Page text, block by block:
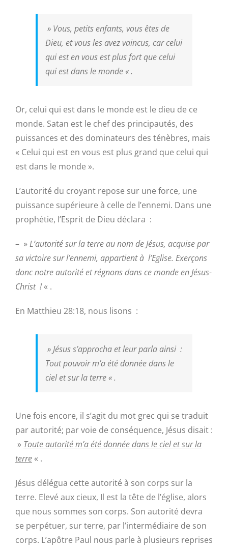
» Vous, petits enfants, vous êtes de
Dieu, et vous les avez vaincus, car celui
qui est en vous est plus fort que celui
qui est dans le monde« .
Or, celui qui est dans le monde est le dieu de ce
monde. Satan est le chef des principautés, des
puissances et des dominateurs des ténèbres, mais
« Celui qui est en vous est plus grand que celui qui
est dans le monde ».
L’autorité du croyant repose sur une force, une
puissance supérieure à celle de l’ennemi. Dans une
prophétie, l’Esprit de Dieu déclara :
– »L’autorité sur la terre au nom de Jésus, acquise par
sa victoire sur l’ennemi, appartient à l’Eglise. Exerçons
donc notre autorité et régnons dans ce monde en Jésus-
Christ !« .
En Matthieu 28:18, nous lisons :
»Jésus s’approcha et leur parla ainsi :
Tout pouvoir m’a été donnée dans le
ciel et sur la terre« .
Une fois encore, il s’agit du mot grec qui se traduit
par autorité; par voie de conséquence, Jésus disait :
» Toute autorité m’a été donnée dans le ciel et sur la
terre« .
Jésus délégua cette autorité à son corps sur la
terre. Elevé aux cieux, Il est la tête de l’église, alors
que nous sommes son corps. Son autorité devra
se perpétuer, sur terre, par l’intermédiaire de son
corps. L’apôtre Paul nous parle à plusieurs reprises